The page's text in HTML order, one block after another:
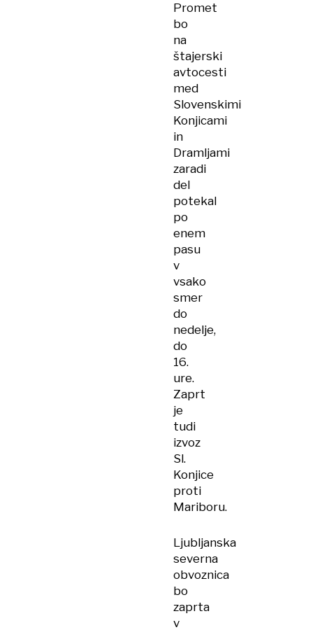
Promet
bo
na
štajerski
avtocesti
med
Slovenskimi
Konjicami
in
Dramljami
zaradi
del
potekal
po
enem
pasu
v
vsako
smer
do
nedelje,
do
16.
ure.
Zaprt
je
tudi
izvoz
Sl.
Konjice
proti
Mariboru.
Ljubljanska
severna
obvoznica
bo
zaprta
v